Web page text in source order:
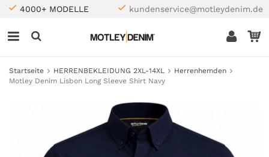
4000+ MODELLE kundenservice@motleydenim.de
Startseite HERRENBEKLEIDUNG 2XL-14XL
Herrenhemden
Motley Denim Lisbon Long Sleeve Shirt Navy